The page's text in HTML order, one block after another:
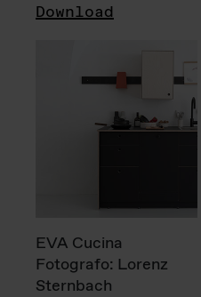
Download
EVA Cucina
Fotografo: Lorenz
Sternbach